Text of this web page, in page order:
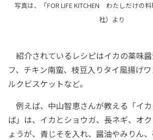
写真は、「FOR LIFE KITCHEN わたしだけの
社）より
紹介されているレシピはイカの薬味
フ、チキン南蛮、枝豆入りタイ風揚げ
ルクビスケットなど。
例えば、中山智恵さんが教える「イ
ば」は、イカとショウガ、長ネギ、オ
ょうが、青じそを入れ、醤油やみりん